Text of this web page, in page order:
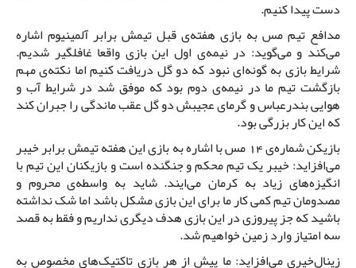
دست پیدا کنیم.
مدافع تیم مس به بازی هفته‌ی قبل تیمش برابر آلمینیوم اشاره
می‌کند و می‌گوید: در نیمه‌ی اول این بازی واقعا غافلگیر شدیم.
شرایط بازی به گونه‌ای نبود که دو گل دریافت کنیم اما نکته‌ی مهم
بازگشت تیم ما در نیمه‌ی دوم بود که موفق شد در شرایط آب و
هوایی بندرعباس و گرمای عجیبش دو گل عقب ماندگی را جبران کند
که این کار بزرگی بود.
بازیکن شماره‌ی 14 مس با اشاره به بازی این هفته تیمش برابر خیبر
می‌افزاید: خیبر یک تیم محکم و جنگنده است و بازیکنان این تیم با
انگیزه‌های زیاد به کرمان می‌ایند. شاید به واسطه‌ی محروم و
مصدومان تیم کمی کار ما برای این بازی مشکل باشد اما شک نداشته
باشید که جز پیروزی در این بازی هدف دیگری نداریم و فقط به قصد
سه امتیاز وارد زمین خواهیم شد.
زینال‌خیری می‌افزاید: ما پیش از هر بازی تاکتیک‌های مخصوص به